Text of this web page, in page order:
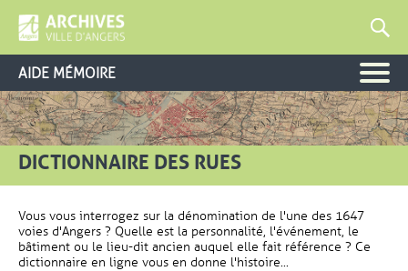
AIDE MÉMOIRE
DICTIONNAIRE DES RUES
Vous vous interrogez sur la dénomination de l'une des 1647
voies d'Angers ? Quelle est la personnalité, l'événement, le
bâtiment ou le lieu-dit ancien auquel elle fait référence ? Ce
dictionnaire en ligne vous en donne l'histoire...